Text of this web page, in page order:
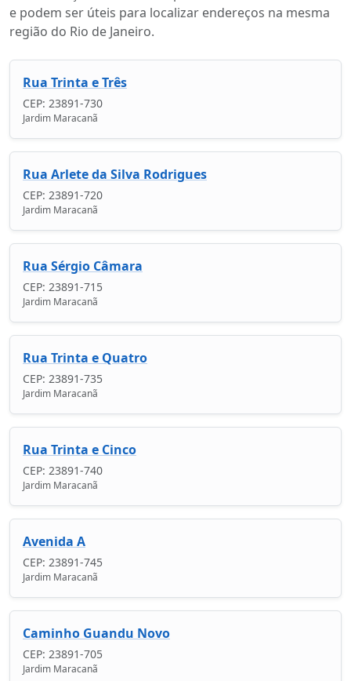
e podem ser úteis para localizar endereços na mesma
região do Rio de Janeiro.
Rua Trinta e Três
CEP: 23891-730
Jardim Maracanã
Rua Arlete da Silva Rodrigues
CEP: 23891-720
Jardim Maracanã
Rua Sérgio Câmara
CEP: 23891-715
Jardim Maracanã
Rua Trinta e Quatro
CEP: 23891-735
Jardim Maracanã
Rua Trinta e Cinco
CEP: 23891-740
Jardim Maracanã
Avenida A
CEP: 23891-745
Jardim Maracanã
Caminho Guandu Novo
CEP: 23891-705
Jardim Maracanã